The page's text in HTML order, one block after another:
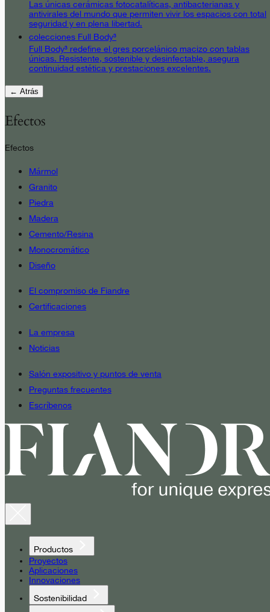
Las únicas cerámicas fotocatalíticas, antibacterianas y
antivirales del mundo que permiten vivir los espacios con total
seguridad y en plena libertad.
colecciones Full Body³
Full Body³ redefine el gres porcelánico macizo con tablas
únicas. Resistente, sostenible y desinfectable, asegura
continuidad estética y prestaciones excelentes.
← Atrás
Efectos
Efectos
Mármol
Granito
Piedra
Madera
Cemento/Resina
Monocromático
Diseño
El compromiso de Fiandre
Certificaciones
La empresa
Noticias
Salón expositivo y puntos de venta
Preguntas frecuentes
Escríbenos
Productos
Proyectos
Aplicaciones
Innovaciones
Sostenibilidad